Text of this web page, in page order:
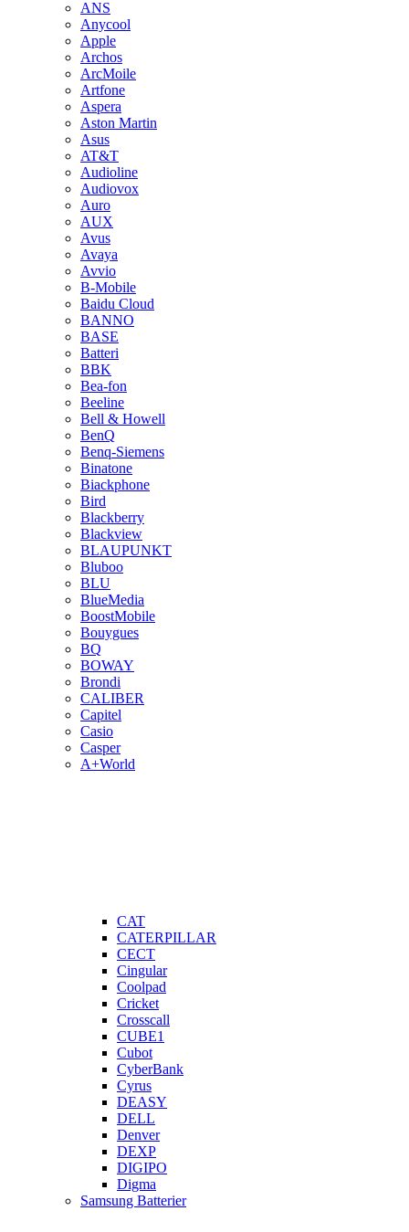
ANS
Anycool
Apple
Archos
ArcMoile
Artfone
Aspera
Aston Martin
Asus
AT&T
Audioline
Audiovox
Auro
AUX
Avus
Avaya
Avvio
B-Mobile
Baidu Cloud
BANNO
BASE
Batteri
BBK
Bea-fon
Beeline
Bell & Howell
BenQ
Benq-Siemens
Binatone
Biackphone
Bird
Blackberry
Blackview
BLAUPUNKT
Bluboo
BLU
BlueMedia
BoostMobile
Bouygues
BQ
BOWAY
Brondi
CALIBER
Capitel
Casio
Casper
A+World
CAT
CATERPILLAR
CECT
Cingular
Coolpad
Cricket
Crosscall
CUBE1
Cubot
CyberBank
Cyrus
DEASY
DELL
Denver
DEXP
DIGIPO
Digma
Samsung Batterier